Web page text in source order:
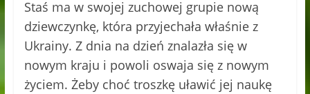
Staś ma w swojej zuchowej grupie nową
dziewczynkę, która przyjechała właśnie z
Ukrainy. Z dnia na dzień znalazła się w
nowym kraju i powoli oswaja się z nowym
życiem. Żeby choć troszkę uławić jej naukę